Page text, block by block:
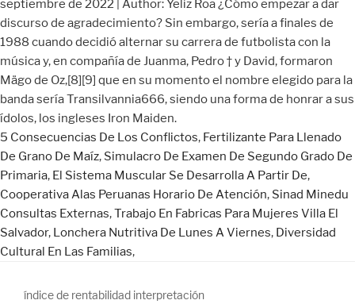
5 Consecuencias De Los Conflictos, Fertilizante Para Llenado
De Grano De Maíz, Simulacro De Examen De Segundo Grado De
Primaria, El Sistema Muscular Se Desarrolla A Partir De,
Cooperativa Alas Peruanas Horario De Atención, Sinad Minedu
Consultas Externas,Trabajo En Fabricas Para Mujeres Villa El
Salvador, Lonchera Nutritiva De Lunes A Viernes, Diversidad
Cultural En Las Familias,
índice de rentabilidad interpretación